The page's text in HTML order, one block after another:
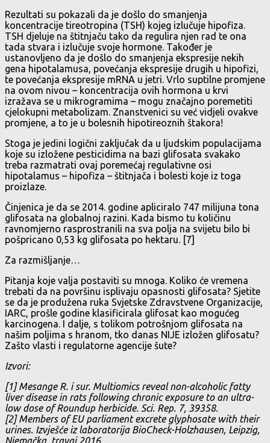
Rezultati su pokazali da je došlo do smanjenja
koncentracije tireotropina (TSH) kojeg izlučuje hipofiza.
TSH djeluje na štitnjaču tako da regulira njen rad te ona
tada stvara i izlučuje svoje hormone. Također je
ustanovljeno da je došlo do smanjenja ekspresije nekih
gena hipotalamusa, povećanja ekspresije drugih u hipofizi,
te povećanja ekspresije mRNA u jetri. Vrlo suptilne promjene
na ovom nivou – koncentracija ovih hormona u krvi
izražava se u mikrogramima – mogu značajno poremetiti
cjelokupni metabolizam. Znanstvenici su već vidjeli ovakve
promjene, a to je u bolesnih hipotireoznih štakora!
Stoga je jedini logični zaključak da u ljudskim populacijama
koje su izložene pesticidima na bazi glifosata svakako
treba razmatrati ovaj poremećaj regulativne osi
hipotalamus – hipofiza – štitnjača i bolesti koje iz toga
proizlaze.
Činjenica je da se 2014. godine apliciralo 747 milijuna tona
glifosata na globalnoj razini. Kada bismo tu količinu
ravnomjerno rasprostranili na sva polja na svijetu bilo bi
pošpricano 0,53 kg glifosata po hektaru. [7]
Za razmišljanje…
Pitanja koje valja postaviti su mnoga. Koliko će vremena
trebati da na površinu isplivaju opasnosti glifosata? Sjetite
se da je produžena ruka Svjetske Zdravstvene Organizacije,
IARC, prošle godine klasificirala glifosat kao mogućeg
karcinogena. I dalje, s tolikom potrošnjom glifosata na
našim poljima s hranom, tko danas NIJE izložen glifosatu?
Zašto vlasti i regulatorne agencije šute?
Izvori:
[1] Mesange R. i sur. Multiomics reveal non-alcoholic fatty
liver disease in rats following chronic exposure to an ultra-
low dose of Roundup herbicide. Sci. Rep. 7, 39358.
[2] Members of EU parliament excrete glyphosate with their
urines. Izvješće iz laboratorija BioCheck-Holzhausen, Leipzig,
Njemačka, travaj 2016.